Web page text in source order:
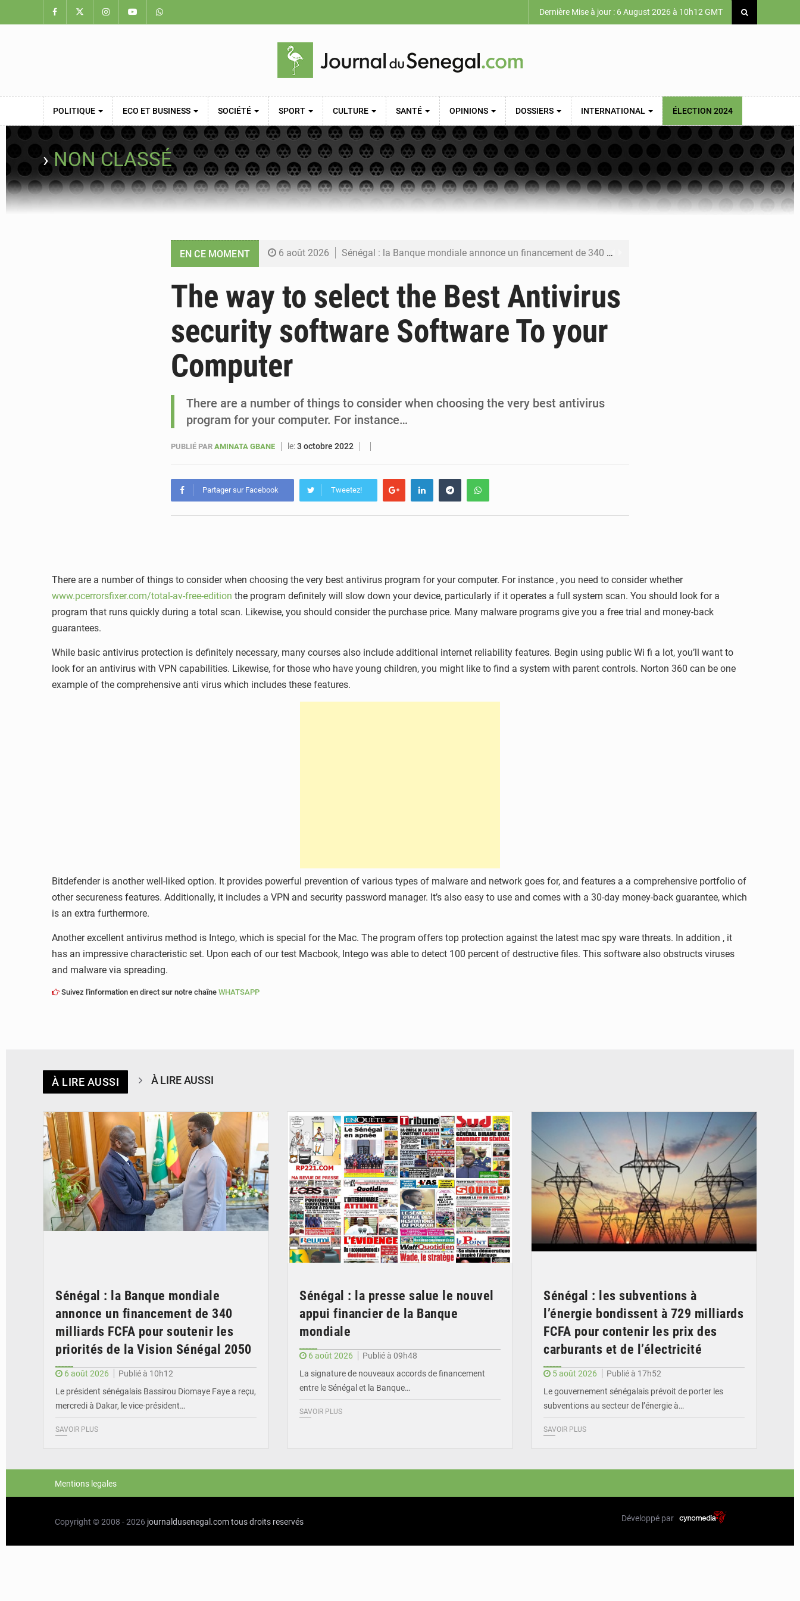
Dernière Mise à jour : 6 August 2026 à 10h12 GMT
POLITIQUE ECO ET BUSINESS SOCIÉTÉ SPORT CULTURE SANTÉ OPINIONS DOSSIERS INTERNATIONAL ÉLECTION 2024
›NON CLASSÉ
EN CE MOMENT 6 août 2026 Sénégal : la Banque mondiale annonce un financement de 340 milliards FCFA pour soutenir les priorités de la Vision Sénégal 2050
5 août 2026 Sénégal : les subventions à l’énergie bondissent à 729 milliards FCFA pour contenir les prix des carburants et de l’électricité
5 août 2026 Sénégal : le niveau du fleuve Sénégal poursuit sa montée à Podor, les autorités appellent à la vigilance
5 août 2026
The way to select the Best Antivirus
security software Software To your
Computer
There are a number of things to consider when choosing the very best antivirus
program for your computer. For instance…
PUBLIÉ PAR AMINATA GBANE le:3 octobre 2022
Partager sur Facebook Tweetez!
There are a number of things to consider when choosing the very best antivirus program for your computer. For instance , you need to consider whether
www.pcerrorsfixer.com/total-av-free-edition the program definitely will slow down your device, particularly if it operates a full system scan. You should look for a
program that runs quickly during a total scan. Likewise, you should consider the purchase price. Many malware programs give you a free trial and money-back
guarantees.
While basic antivirus protection is definitely necessary, many courses also include additional internet reliability features. Begin using public Wi fi a lot, you’ll want to
look for an antivirus with VPN capabilities. Likewise, for those who have young children, you might like to find a system with parent controls. Norton 360 can be one
example of the comprehensive anti virus which includes these features.
Bitdefender is another well-liked option. It provides powerful prevention of various types of malware and network goes for, and features a a comprehensive portfolio of
other secureness features. Additionally, it includes a VPN and security password manager. It’s also easy to use and comes with a 30-day money-back guarantee, which
is an extra furthermore.
Another excellent antivirus method is Intego, which is special for the Mac. The program offers top protection against the latest mac spy ware threats. In addition , it
has an impressive characteristic set. Upon each of our test Macbook, Intego was able to detect 100 percent of destructive files. This software also obstructs viruses
and malware via spreading.
Suivez l'information en direct sur notre chaîne WHATSAPP
À LIRE AUSSI À LIRE AUSSI
Sénégal : la Banque mondiale
annonce un financement de 340
milliards FCFA pour soutenir les
priorités de la Vision Sénégal 2050
6 août 2026
Publié à 10h12
Le président sénégalais Bassirou Diomaye Faye a reçu,
mercredi à Dakar, le vice-président…
SAVOIR PLUS
Sénégal : la presse salue le nouvel
appui financier de la Banque
mondiale
6 août 2026
Publié à 09h48
La signature de nouveaux accords de financement
entre le Sénégal et la Banque…
SAVOIR PLUS
Sénégal : les subventions à
l’énergie bondissent à 729 milliards
FCFA pour contenir les prix des
carburants et de l’électricité
5 août 2026
Publié à 17h52
Le gouvernement sénégalais prévoit de porter les
subventions au secteur de l’énergie à…
SAVOIR PLUS
Mentions legales
Copyright © 2008 - 2026 journaldusenegal.comtous droits reservés Développé par